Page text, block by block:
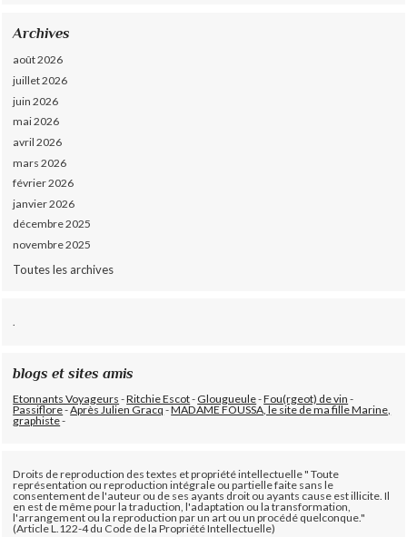
Archives
août 2026
juillet 2026
juin 2026
mai 2026
avril 2026
mars 2026
février 2026
janvier 2026
décembre 2025
novembre 2025
Toutes les archives
blogs et sites amis
Etonnants Voyageurs -Ritchie Escot-Glougueule-Fou(rgeot) de vin -
Passiflore-Après Julien Gracq-MADAME FOUSSA, le site de ma fille Marine,
graphiste-
Droits de reproduction des textes et propriété intellectuelle " Toute
représentation ou reproduction intégrale ou partielle faite sans le
consentement de l'auteur ou de ses ayants droit ou ayants cause est illicite. Il
en est de même pour la traduction, l'adaptation ou la transformation,
l'arrangement ou la reproduction par un art ou un procédé quelconque."
(Article L.122-4 du Code de la Propriété Intellectuelle)